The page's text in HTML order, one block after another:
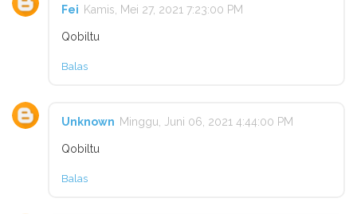
Fei Kamis, Mei 27, 2021 7:23:00 PM
Qobiltu
Balas
Unknown Minggu, Juni 06, 2021 4:44:00 PM
Qobiltu
Balas